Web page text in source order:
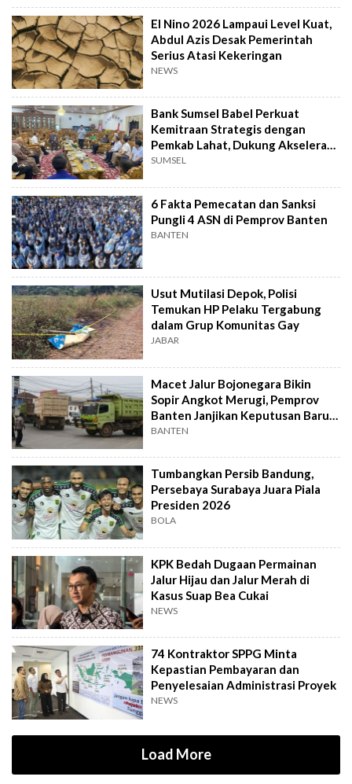
El Nino 2026 Lampaui Level Kuat,
Abdul Azis Desak Pemerintah
Serius Atasi Kekeringan
NEWS
Bank Sumsel Babel Perkuat
Kemitraan Strategis dengan
Pemkab Lahat, Dukung Akselerasi
Ekonomi Daerah
SUMSEL
6 Fakta Pemecatan dan Sanksi
Pungli 4 ASN di Pemprov Banten
BANTEN
Usut Mutilasi Depok, Polisi
Temukan HP Pelaku Tergabung
dalam Grup Komunitas Gay
JABAR
Macet Jalur Bojonegara Bikin
Sopir Angkot Merugi, Pemprov
Banten Janjikan Keputusan Baru 4
Hari Lagi
BANTEN
Tumbangkan Persib Bandung,
Persebaya Surabaya Juara Piala
Presiden 2026
BOLA
KPK Bedah Dugaan Permainan
Jalur Hijau dan Jalur Merah di
Kasus Suap Bea Cukai
NEWS
74 Kontraktor SPPG Minta
Kepastian Pembayaran dan
Penyelesaian Administrasi Proyek
NEWS
Load More